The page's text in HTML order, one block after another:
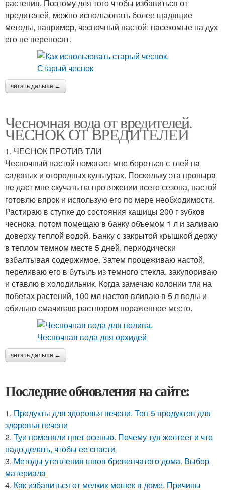
растения. Поэтому для того чтобы избавиться от
вредителей, можно использовать более щадящие
методы, например, чесночный настой: насекомые на дух
его не переносят.
читать дальше →
Чесночная вода от вредителей.
ЧЕСНОК ОТ ВРЕДИТЕЛЕЙ
1. ЧЕСНОК ПРОТИВ ТЛИ
Чесночный настой помогает мне бороться с тлей на
садовых и огородных культурах. Поскольку эта проныра
не дает мне скучать на протяжении всего сезона, настой
готовлю впрок и использую его по мере необходимости.
Растираю в ступке до состояния кашицы 200 г зубков
чеснока, потом помещаю в банку объемом 1 л и заливаю
доверху теплой водой. Банку с закрытой крышкой держу
в теплом темном месте 5 дней, периодически
взбалтывая содержимое. Затем процеживаю настой,
переливаю его в бутыль из темного стекла, закупориваю
и ставлю в холодильник. Когда замечаю колонии тли на
побегах растений, 100 мл настоя вливаю в 5 л воды и
обильно смачиваю раствором пораженное место.
читать дальше →
Последние обновления на сайте:
1. Продукты для здоровья печени. Топ-5 продуктов для
здоровья печени
2. Туи поменяли цвет осенью. Почему туя желтеет и что
надо делать, чтобы ее спасти
3. Методы утепления швов бревенчатого дома. Выбор
материала
4. Как избавиться от мелких мошек в доме. Причины